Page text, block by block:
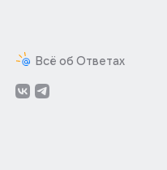
Всё об Ответах